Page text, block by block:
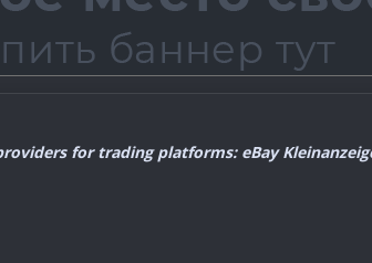
for trading platforms: eBay